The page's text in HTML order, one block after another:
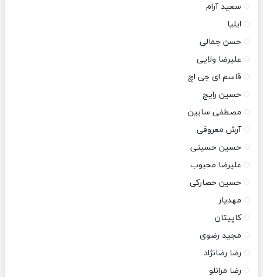
سعید آرام
ایلیا
حسن جمالی
علیرضا ولایی
قاسم ای جی اچ
حسین رایج
مصطفی سابین
آرش معروفی
حسین حسینی
علیرضا محبوب
حسین حصارکی
مهدیار
کاپیتان
مجید رضوی
رضا رضانژاد
رضا مرانلو